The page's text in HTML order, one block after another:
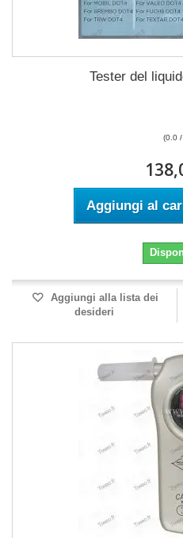
Tester del
(0.0
Aggiungi al
Aggiungi alla lista dei
desideri